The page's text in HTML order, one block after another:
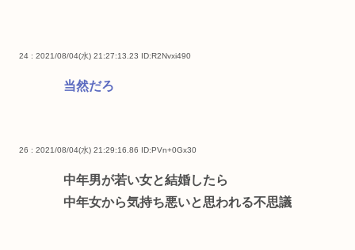
24 : 2021/08/04(水) 21:27:13.23 ID:R2Nvxi490
当然だろ
26 : 2021/08/04(水) 21:29:16.86 ID:PVn+0Gx30
中年男が若い女と結婚したら
中年女から気持ち悪いと思われる不思議